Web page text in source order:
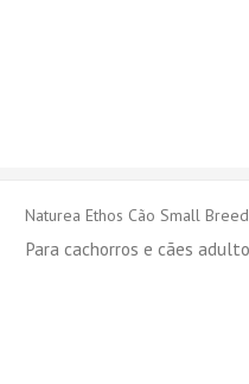
Naturea Ethos Cão Small
Para cachorros e cães